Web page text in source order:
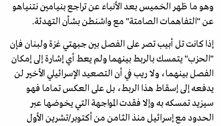
وهو ما ظهر الخميس بعد الأنباء عن تراجع بنيامين نتنياهو
عن "التفاهمات الصامتة" مع واشنطن بشأن التهدئة.
إذا كانت تل أبيب تصر على الفصل بين جبهتي غزة ولبنان فإن
"الحزب" يتمسك بالربط بينهما ولم يعط أي إشارة إلى إمكان
الفصل بينهما، ولا ريب في أن التصعيد الإسرائيلي الأخير لن
يدفعه إلى إسقاط هذا الربط، بل على العكس تماما فهو
سيزيد تمسكه به وإلا فقدت المواجهة التي يخوضها عبر
الحدود مع إسرائيل منذ الثامن من أكتوبر/تشرين الأول